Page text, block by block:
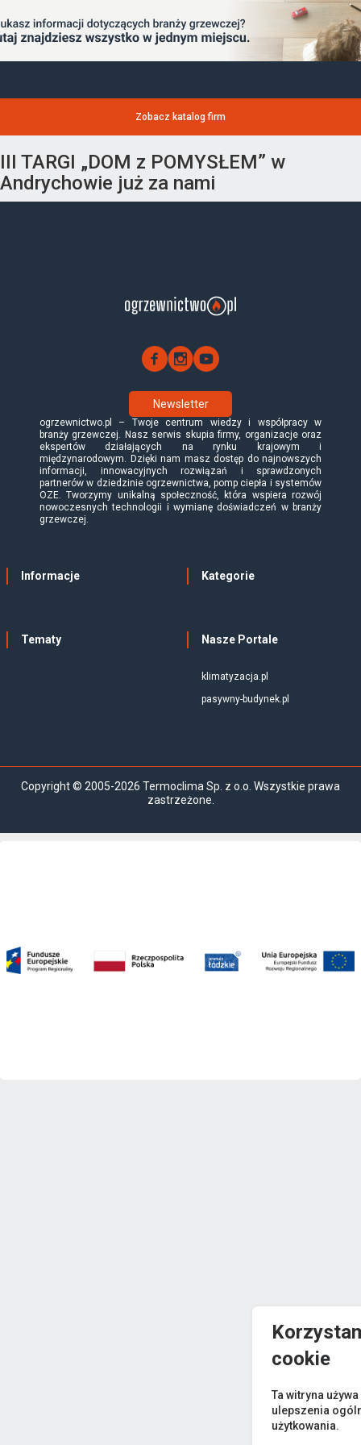
Zobacz katalog firm
III TARGI „DOM z POMYSŁEM” w
Andrychowie już za nami
Newsletter
ogrzewnictwo.pl – Twoje centrum wiedzy i współpracy w
branży grzewczej. Nasz serwis skupia firmy, organizacje oraz
ekspertów działających na rynku krajowym i
międzynarodowym. Dzięki nam masz dostęp do najnowszych
informacji, innowacyjnych rozwiązań i sprawdzonych
partnerów w dziedzinie ogrzewnictwa, pomp ciepła i systemów
OZE. Tworzymy unikalną społeczność, która wspiera rozwój
nowoczesnych technologii i wymianę doświadczeń w branży
grzewczej.
Informacje Kategorie
Tematy Nasze Portale
klimatyzacja.pl
pasywny-budynek.pl
Copyright © 2005-2026 Termoclima Sp. z o.o. Wszystkie prawa
zastrzeżone.
cookie
Ta witryna
ulepszenia
użytkowania.